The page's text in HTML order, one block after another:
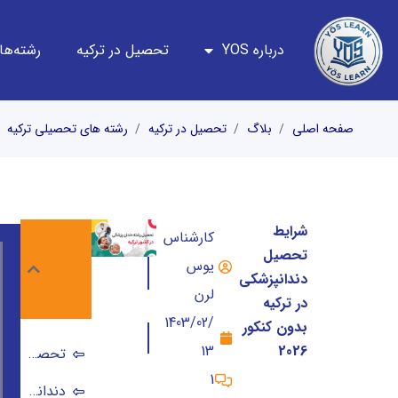
درباره YOS تحصیل در ترکیه رشته‌ها
صفحه اصلی بلاگ تحصیل در ترکیه رشته های تحصیلی ترکیه
شرایط
تحصیل
دندانپزشکی
در ترکیه
بدون کنکور
2026
کارشناس
یوس
لرن
1403/02/
13
1
تحصیل دندانپزشکی بدون کنکور در ترکیه
دندانپزشکی در ترکیه بدون ازمون اطلاعات جامع